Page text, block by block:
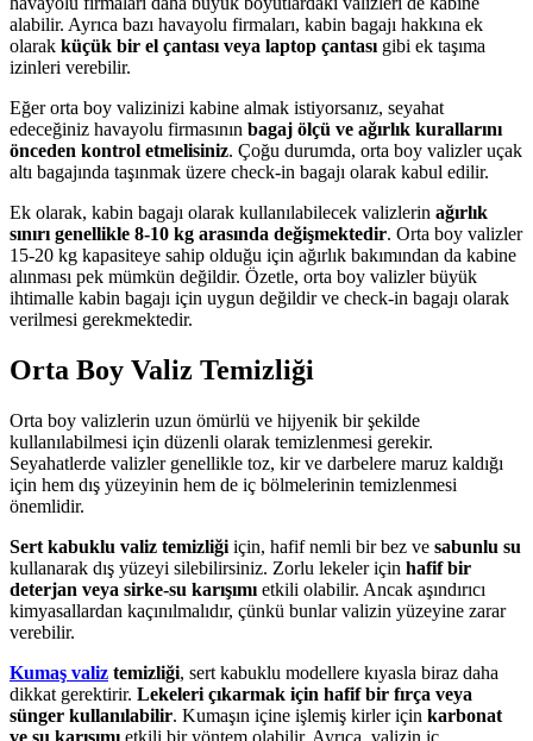
alabilir. Ayrıca bazı havayolu firmaları, kabin bagajı hakkına ek
olarak küçük bir el çantası veya laptop çantası gibi ek taşıma
izinleri verebilir.
Eğer orta boy valizinizi kabine almak istiyorsanız, seyahat
edeceğiniz havayolu firmasının bagaj ölçü ve ağırlık kurallarını
önceden kontrol etmelisiniz. Çoğu durumda, orta boy valizler uçak
altı bagajında taşınmak üzere check-in bagajı olarak kabul edilir.
Ek olarak, kabin bagajı olarak kullanılabilecek valizlerin ağırlık
sınırı genellikle 8-10 kg arasında değişmektedir. Orta boy valizler
15-20 kg kapasiteye sahip olduğu için ağırlık bakımından da kabine
alınması pek mümkün değildir. Özetle, orta boy valizler büyük
ihtimalle kabin bagajı için uygun değildir ve check-in bagajı olarak
verilmesi gerekmektedir.
Orta Boy Valiz Temizliği
Orta boy valizlerin uzun ömürlü ve hijyenik bir şekilde
kullanılabilmesi için düzenli olarak temizlenmesi gerekir.
Seyahatlerde valizler genellikle toz, kir ve darbelere maruz kaldığı
için hem dış yüzeyinin hem de iç bölmelerinin temizlenmesi
önemlidir.
Sert kabuklu valiz temizliği için, hafif nemli bir bez ve sabunlu su
kullanarak dış yüzeyi silebilirsiniz. Zorlu lekeler için hafif bir
deterjan veya sirke-su karışımı etkili olabilir. Ancak aşındırıcı
kimyasallardan kaçınılmalıdır, çünkü bunlar valizin yüzeyine zarar
verebilir.
Kumaş valiz temizliği, sert kabuklu modellere kıyasla biraz daha
dikkat gerektirir. Lekeleri çıkarmak için hafif bir fırça veya
sünger kullanılabilir. Kumaşın içine işlemiş kirler için karbonat
ve su karışımı etkili bir yöntem olabilir. Ayrıca, valizin iç